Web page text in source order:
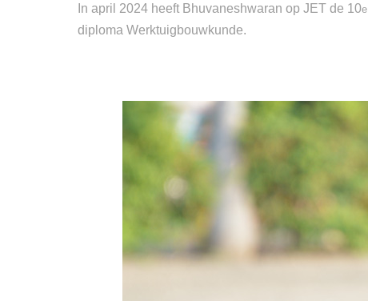
In april 2024 heeft Bhuvaneshwaran op JET de 10e
diploma Werktuigbouwkunde.